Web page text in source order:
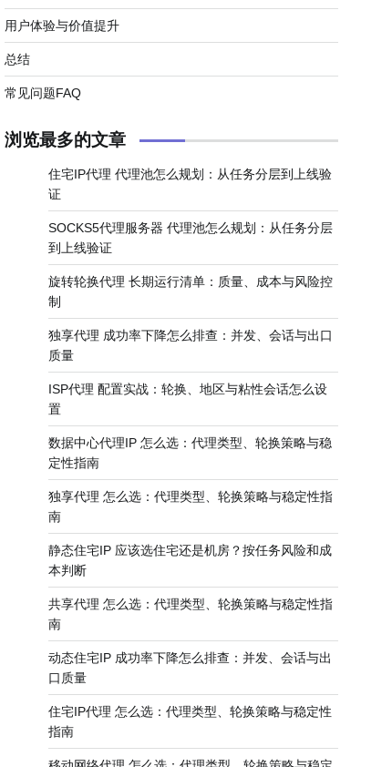
用户体验与价值提升
总结
常见问题FAQ
浏览最多的文章
住宅IP代理 代理池怎么规划：从任务分层到上线验
证
SOCKS5代理服务器 代理池怎么规划：从任务分层
到上线验证
旋转轮换代理 长期运行清单：质量、成本与风险控
制
独享代理 成功率下降怎么排查：并发、会话与出口
质量
ISP代理 配置实战：轮换、地区与粘性会话怎么设
置
数据中心代理IP 怎么选：代理类型、轮换策略与稳
定性指南
独享代理 怎么选：代理类型、轮换策略与稳定性指
南
静态住宅IP 应该选住宅还是机房？按任务风险和成
本判断
共享代理 怎么选：代理类型、轮换策略与稳定性指
南
动态住宅IP 成功率下降怎么排查：并发、会话与出
口质量
住宅IP代理 怎么选：代理类型、轮换策略与稳定性
指南